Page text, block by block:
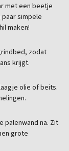
met een beetje
simpele
maken!
zodat
krijgt.
olie of beits.
palenwand na. Zit
grote